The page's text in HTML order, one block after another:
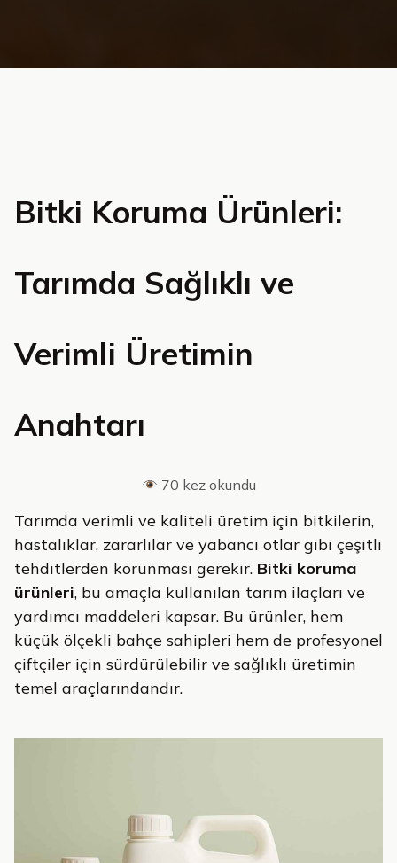
Bitki Koruma Ürünleri:
Tarımda Sağlıklı ve
Verimli Üretimin
Anahtarı
70 kez okundu
Tarımda verimli ve kaliteli üretim için bitkilerin,
hastalıklar, zararlılar ve yabancı otlar gibi çeşitli
tehditlerden korunması gerekir. Bitki koruma
ürünleri, bu amaçla kullanılan tarım ilaçları ve
yardımcı maddeleri kapsar. Bu ürünler, hem
küçük ölçekli bahçe sahipleri hem de profesyonel
çiftçiler için sürdürülebilir ve sağlıklı üretimin
temel araçlarındandır.